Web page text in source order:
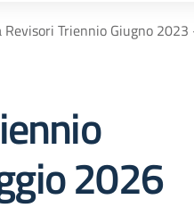
Revisori Triennio Giugno
2026